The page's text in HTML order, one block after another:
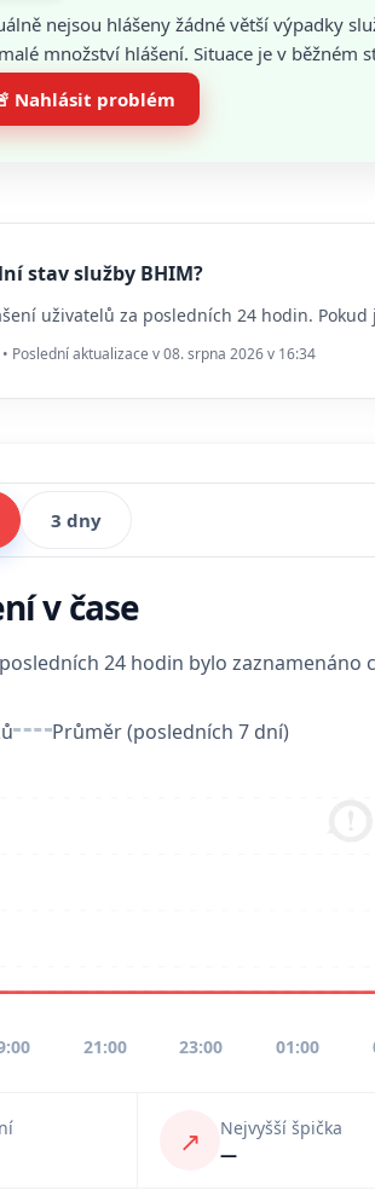
nejsou hlášeny žádné větší výpadky
množství hlášení. Situace je v běžném
Nahlásit problém
stav služby BHIM?
uživatelů za posledních 24 hodin.
Poslední aktualizace v 08. srpna 2026 v 16:34
3 dny
v čase
24 hodin bylo zaznamenáno
Průměr (posledních 7 dní)
21:00 23:00 01:00
↗
Nejvyšší špička
—